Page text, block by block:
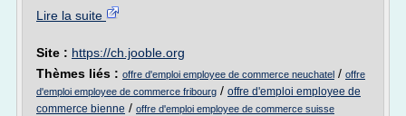
Lire la suite
Site : https://ch.jooble.org
Thèmes liés : offre d'emploi employee de commerce neuchatel / offre
d'emploi employee de commerce fribourg / offre d'emploi employee de
commerce bienne / offre d'emploi employee de commerce suisse